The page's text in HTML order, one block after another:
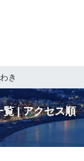
き
覧 | アクセス順